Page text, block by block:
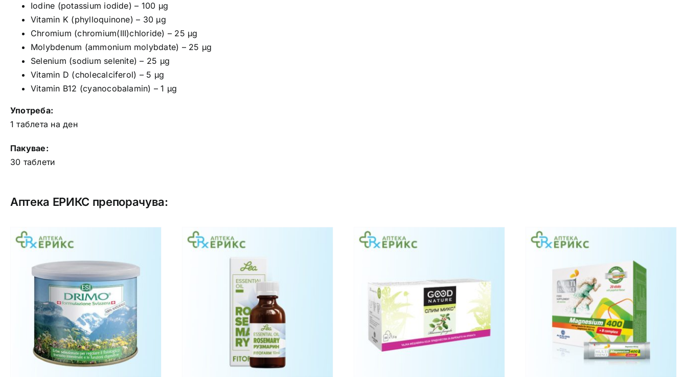
Iodine (potassium iodide) – 100 μg
Vitamin K (phylloquinone) – 30 μg
Chromium (chromium(III)chloride) – 25 μg
Molybdenum (ammonium molybdate) – 25 μg
Selenium (sodium selenite) – 25 μg
Vitamin D (cholecalciferol) – 5 μg
Vitamin B12 (cyanocobalamin) – 1 μg
Употреба:
1 таблета на ден
Пакувае:
30 таблети
Аптека ЕРИКС препорачува: